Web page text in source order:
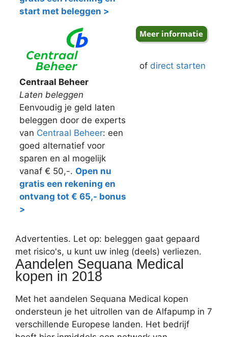
start met beleggen >
Centraal Beheer
Laten beleggen
Eenvoudig je geld laten
beleggen door de experts
van Centraal Beheer: een
goed alternatief voor
sparen en al mogelijk
vanaf € 50,-. Open nu
gratis een rekening en
ontvang tot € 65,- bonus
>
of direct starten
Advertenties. Let op: beleggen gaat gepaard
met risico's, u kunt uw inleg (deels) verliezen.
Aandelen Sequana Medical
kopen in 2018
Met het aandelen Sequana Medical kopen
ondersteun je het uitrollen van de Alfapump in 7
verschillende Europese landen. Het bedrijf